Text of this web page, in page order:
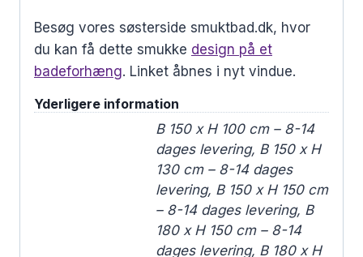
Besøg vores søsterside smuktbad.dk, hvor
du kan få dette smukke design på et
badeforhæng. Linket åbnes i nyt vindue.
Yderligere information
B 150 x H 100 cm – 8-14
dages levering, B 150 x H
130 cm – 8-14 dages
levering, B 150 x H 150 cm
– 8-14 dages levering, B
180 x H 150 cm – 8-14
dages levering, B 180 x H